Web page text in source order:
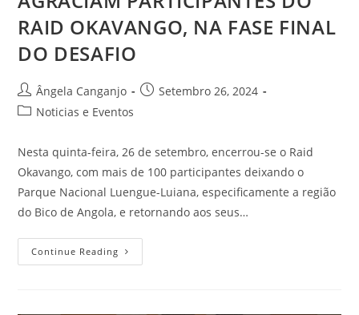
RAID OKAVANGO, NA FASE FINAL
DO DESAFIO
Ângela Canganjo
Setembro 26, 2024
Noticias e Eventos
Nesta quinta-feira, 26 de setembro, encerrou-se o Raid
Okavango, com mais de 100 participantes deixando o
Parque Nacional Luengue-Luiana, especificamente a região
do Bico de Angola, e retornando aos seus…
Continue Reading